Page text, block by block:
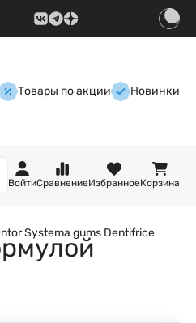
Товары по акции Новинки
ВойтиСравнениеИзбранноеКорзина
Systema gums Dentifrice